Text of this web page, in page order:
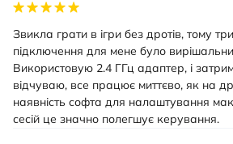
Звикла грати в ігри без дротів, тому
підключення для мене було
Використовую 2.4 ГГц адаптер, і
відчуваю, все працює миттєво, як на
наявність софта для налаштування
сесій це значно полегшує керування.